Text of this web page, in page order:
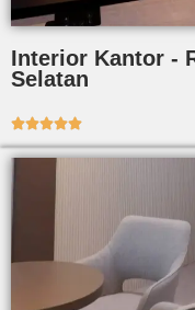
Interior Kantor -
Selatan
